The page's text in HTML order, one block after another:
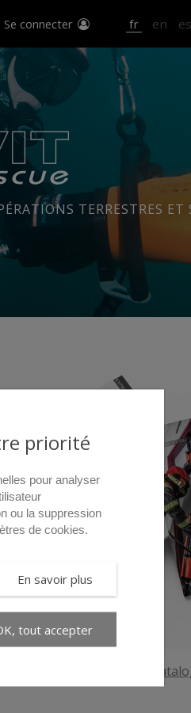
Se connecter fr en es
TERRESTRES ET
> Télécharger le
priorité
pour analyser
ou la suppression
de cookies.
En savoir plus
tout accepter